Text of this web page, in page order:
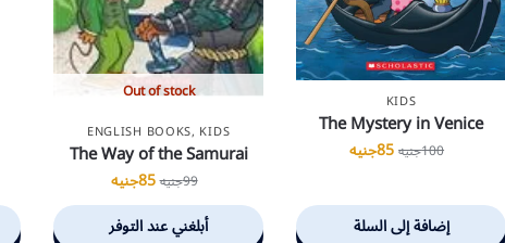
KIDS
The Mystery in Venice
100جنيه85جنيه
إضافة إلى السلة
Out of stock
ENGLISH BOOKS, KIDS
The Way of the Samurai
99جنيه85جنيه
أبلغني عند التوفر